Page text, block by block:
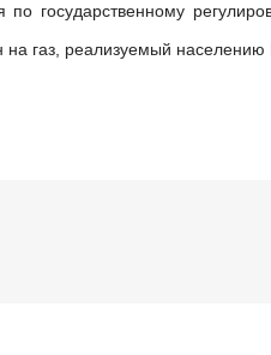
газ, реализуемый населению